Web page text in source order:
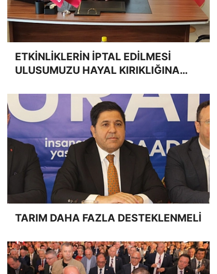
ETKİNLİKLERİN İPTAL EDİLMESİ
ULUSUMUZU HAYAL KIRIKLIĞINA
TARIM DAHA FAZLA DESTEKLENMELİ